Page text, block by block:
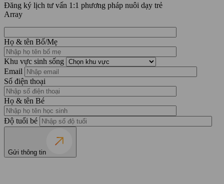
Đăng ký lịch tư vấn 1:1 phương pháp nuôi dạy trẻ
Array
Họ & tên Bố/Mẹ
Khu vực sinh sống
Email
Số điện thoại
Họ & tên Bé
Độ tuổi bé
Gửi thông tin